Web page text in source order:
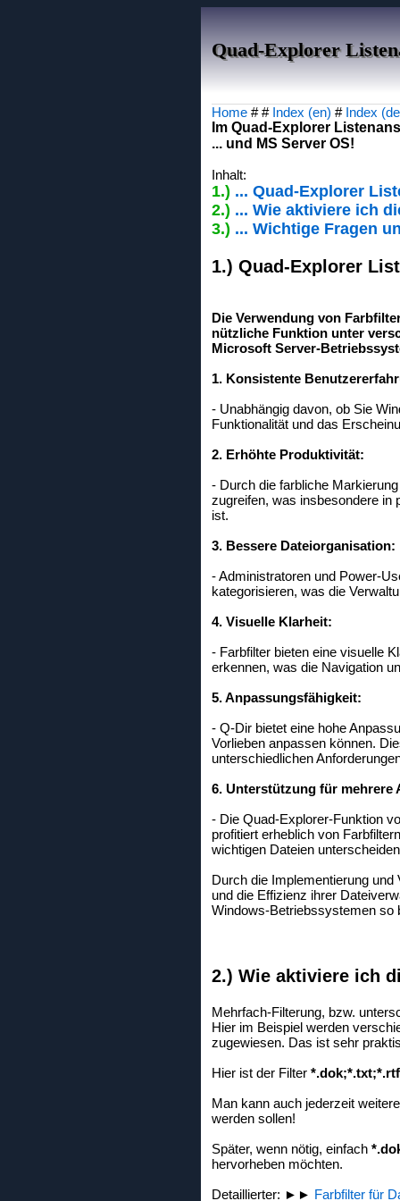
Quad-Explorer
Home # # Index (en) # Index
Im Quad-Explorer
... und MS Server OS!
Inhalt:
1.) ... Quad-Explorer
2.) ... Wie aktiviere ich
3.) ... Wichtige Fragen
1.) Quad-Explorer
Die Verwendung von
nützliche Funktion unter
Microsoft Server-
1. Konsistente
- Unabhängig davon, ob Sie
Funktionalität und das
2. Erhöhte Produktivität:
- Durch die farbliche
zugreifen, was insbesondere in
ist.
3. Bessere Dateiorganisation:
- Administratoren und Power-
kategorisieren, was die
4. Visuelle Klarheit:
- Farbfilter bieten eine visuelle
erkennen, was die Navigation
5. Anpassungsfähigkeit:
- Q-Dir bietet eine hohe
Vorlieben anpassen können.
unterschiedlichen
6. Unterstützung für mehrere
- Die Quad-Explorer-Funktion
profitiert erheblich von
wichtigen Dateien
Durch die Implementierung
und die Effizienz ihrer
Windows-Betriebssystemen so
2.) Wie aktiviere ich
Mehrfach-Filterung, bzw.
Hier im Beispiel werden
zugewiesen. Das ist sehr
Hier ist der Filter
Man kann auch jederzeit
werden sollen!
Später, wenn nötig, einfach
hervorheben möchten.
Detaillierter: ►► Farbfilter für